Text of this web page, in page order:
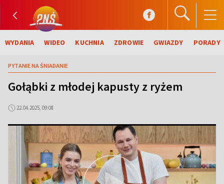
WYDANIA WIDEO KUCHNIA ZDROWIE GWIAZDY PORADY
PYTANIE NA ŚNIADANIE
Gołąbki z młodej kapusty z ryżem
22.04.2025, 09:08